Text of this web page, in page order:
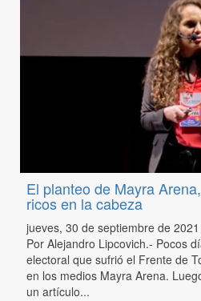
El planteo de Mayra
ricos en la cabeza
jueves, 30 de septiembre de 2021
Por Alejandro Lipcovich.- Pocos
electoral que sufrió el Frente de
en los medios Mayra Arena.
un artículo...